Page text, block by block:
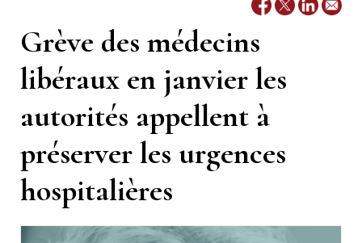
Grève des médecins
libéraux en janvier les
autorités appellent à
préserver les urgences
hospitalières